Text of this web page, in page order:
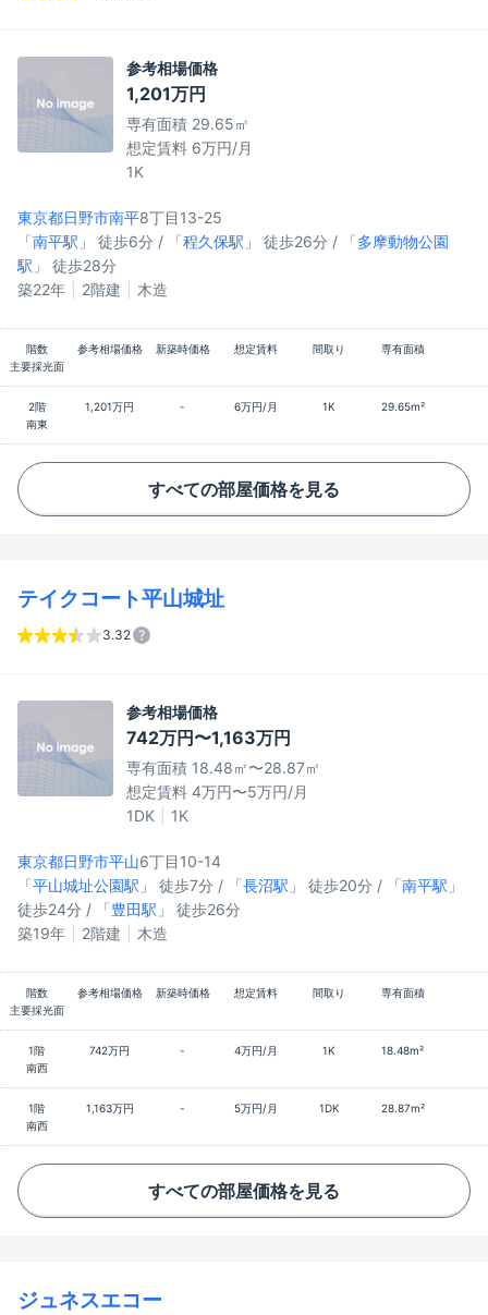
参考相場価格
1,201万円
専有面積 29.65㎡
想定賃料 6万円/月
1K
東京都日野市南平8丁目13-25
「南平駅 」 徒歩6分 / 「程久保駅 」 徒歩26分 / 「多摩動物公園
駅 」 徒歩28分
築22年
2階建 木造
階数 参考相場価格 新築時価格 想定賃料 間取り
専有面積
主要採光面
2階 1,201万円 - 6万円/月 1K
29.65m²
南東
すべての部屋価格を見る
テイクコート平山城址
3.32
参考相場価格
742万円〜1,163万円
専有面積 18.48㎡〜28.87㎡
想定賃料 4万円〜5万円/月
1DK
1K
東京都日野市平山6丁目10-14
「平山城址公園駅 」 徒歩7分 / 「長沼駅 」 徒歩20分 / 「南平駅 」
徒歩24分 / 「豊田駅 」 徒歩26分
築19年
2階建 木造
階数 参考相場価格 新築時価格 想定賃料 間取り
専有面積
主要採光面
1階 742万円 - 4万円/月 1K
18.48m²
南西
1階 1,163万円 - 5万円/月 1DK
28.87m²
南西
すべての部屋価格を見る
ジュネスエコー